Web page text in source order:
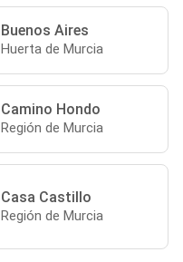
Buenos Aires
Huerta de Murcia
Camino Hondo
Región de Murcia
Casa Castillo
Región de Murcia